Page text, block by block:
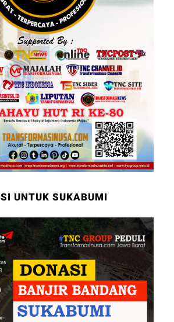
UNTUK SUKABUMI